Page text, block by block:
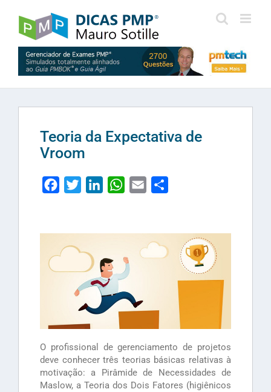
content
Teoria da Expectativa de
Vroom
FacebookTwitterLinkedInWhatsApp
Email
O profissional de gerenciamento de projetos
deve conhecer três teorias básicas relativas à
motivação: a Pirâmide de Necessidades de
Maslow, a Teoria dos Dois Fatores (higiênicos